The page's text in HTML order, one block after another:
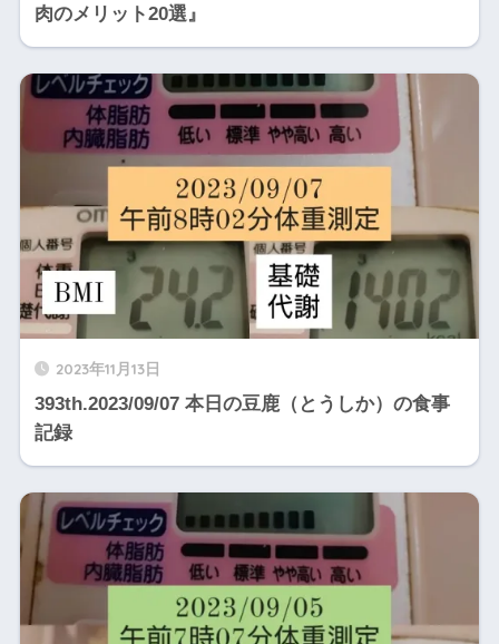
肉のメリット20選』
2023年11月13日
393th.2023/09/07 本日の豆鹿（とうしか）の食事
記録